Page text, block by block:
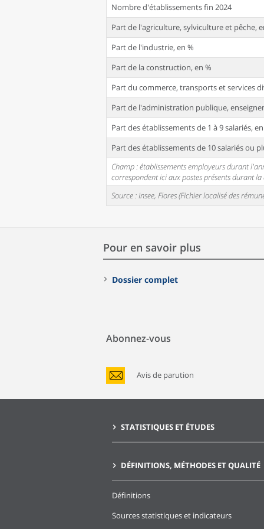
Nombre d'établissements fin 2024
Part de l'agriculture, sylviculture et pêche,
Part de l'industrie, en %
Part de la construction, en %
Part du commerce, transports et services
Part de l'administration publique,
Part des établissements de 1 à 9 salariés,
Part des établissements de 10 salariés ou
Champ : établissements employeurs durant
correspondent ici aux postes présents durant
Source : Insee, Flores (Fichier localisé des
Pour en savoir plus
Dossier complet
Abonnez-vous
Avis de parution
STATISTIQUES ET ÉTUDES
DÉFINITIONS, MÉTHODES ET QUALITÉ
Définitions
Sources statistiques et indicateurs